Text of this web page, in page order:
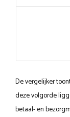
De vergelijker
deze volgorde
betaal- en